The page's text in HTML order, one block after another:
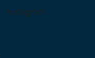
Instagram